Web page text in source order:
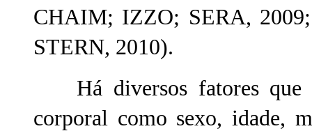
CHAIM; IZZO; SERA,
STERN, 2010).
Há diversos fatores que
corporal como sexo, idade,